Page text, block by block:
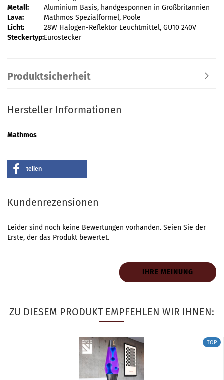
Metall:
Aluminium Basis, handgesponnen in Großbritannien
Lava:
Mathmos Spezialformel, Poole
Licht:
28W Halogen-Reflektor Leuchtmittel, GU10 240V
Steckertyp:Eurostecker
Produktsicherheit
Hersteller Informationen
Mathmos
teilen
Kundenrezensionen
Leider sind noch keine Bewertungen vorhanden. Seien Sie der
Erste, der das Produkt bewertet.
IHRE MEINUNG
ZU DIESEM PRODUKT EMPFEHLEN WIR IHNEN:
TOP